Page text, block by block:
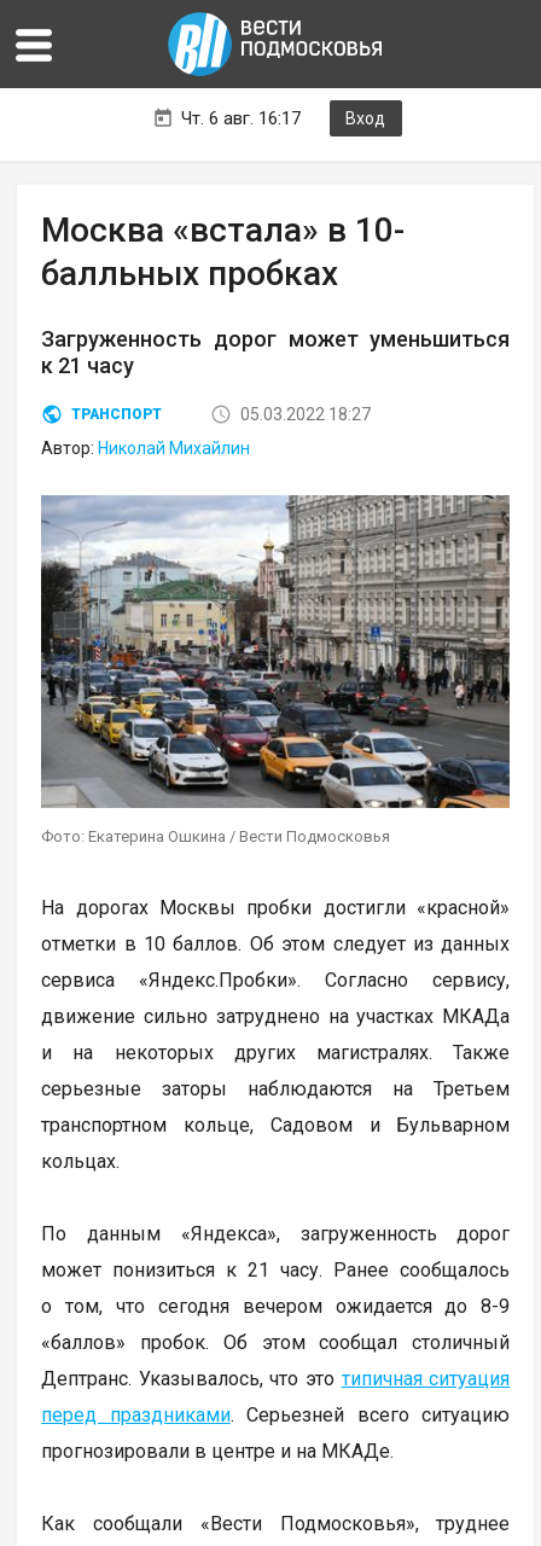
Чт. 6 авг. 16:17 Вход
Москва «встала» в 10-
балльных пробках
Загруженность дорог может уменьшиться
к 21 часу
ТРАНСПОРТ
05.03.2022 18:27
Автор: Николай Михайлин
Фото: Екатерина Ошкина / Вести Подмосковья
На дорогах Москвы пробки достигли «красной»
отметки в 10 баллов. Об этом следует из данных
сервиса «Яндекс.Пробки». Согласно сервису,
движение сильно затруднено на участках МКАДа
и на некоторых других магистралях. Также
серьезные заторы наблюдаются на Третьем
транспортном кольце, Садовом и Бульварном
кольцах.
По данным «Яндекса», загруженность дорог
может понизиться к 21 часу. Ранее сообщалось
о том, что сегодня вечером ожидается до 8-9
«баллов» пробок. Об этом сообщал столичный
Дептранс. Указывалось, что этотипичная ситуация
перед праздниками. Серьезней всего ситуацию
прогнозировали в центре и на МКАДе.
Как сообщали «Вести Подмосковья», труднее